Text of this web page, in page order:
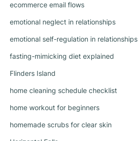
ecommerce email flows
emotional neglect in relationships
emotional self-regulation in relationships
fasting-mimicking diet explained
Flinders Island
home cleaning schedule checklist
home workout for beginners
homemade scrubs for clear skin